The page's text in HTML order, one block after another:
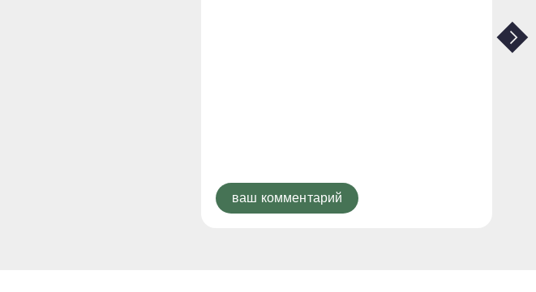
ваш комментарий